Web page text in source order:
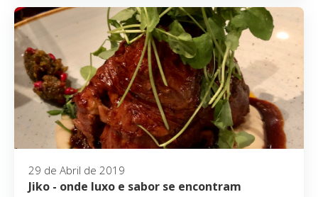
29 de Abril de 2019
Jiko - onde luxo e sabor se encontram